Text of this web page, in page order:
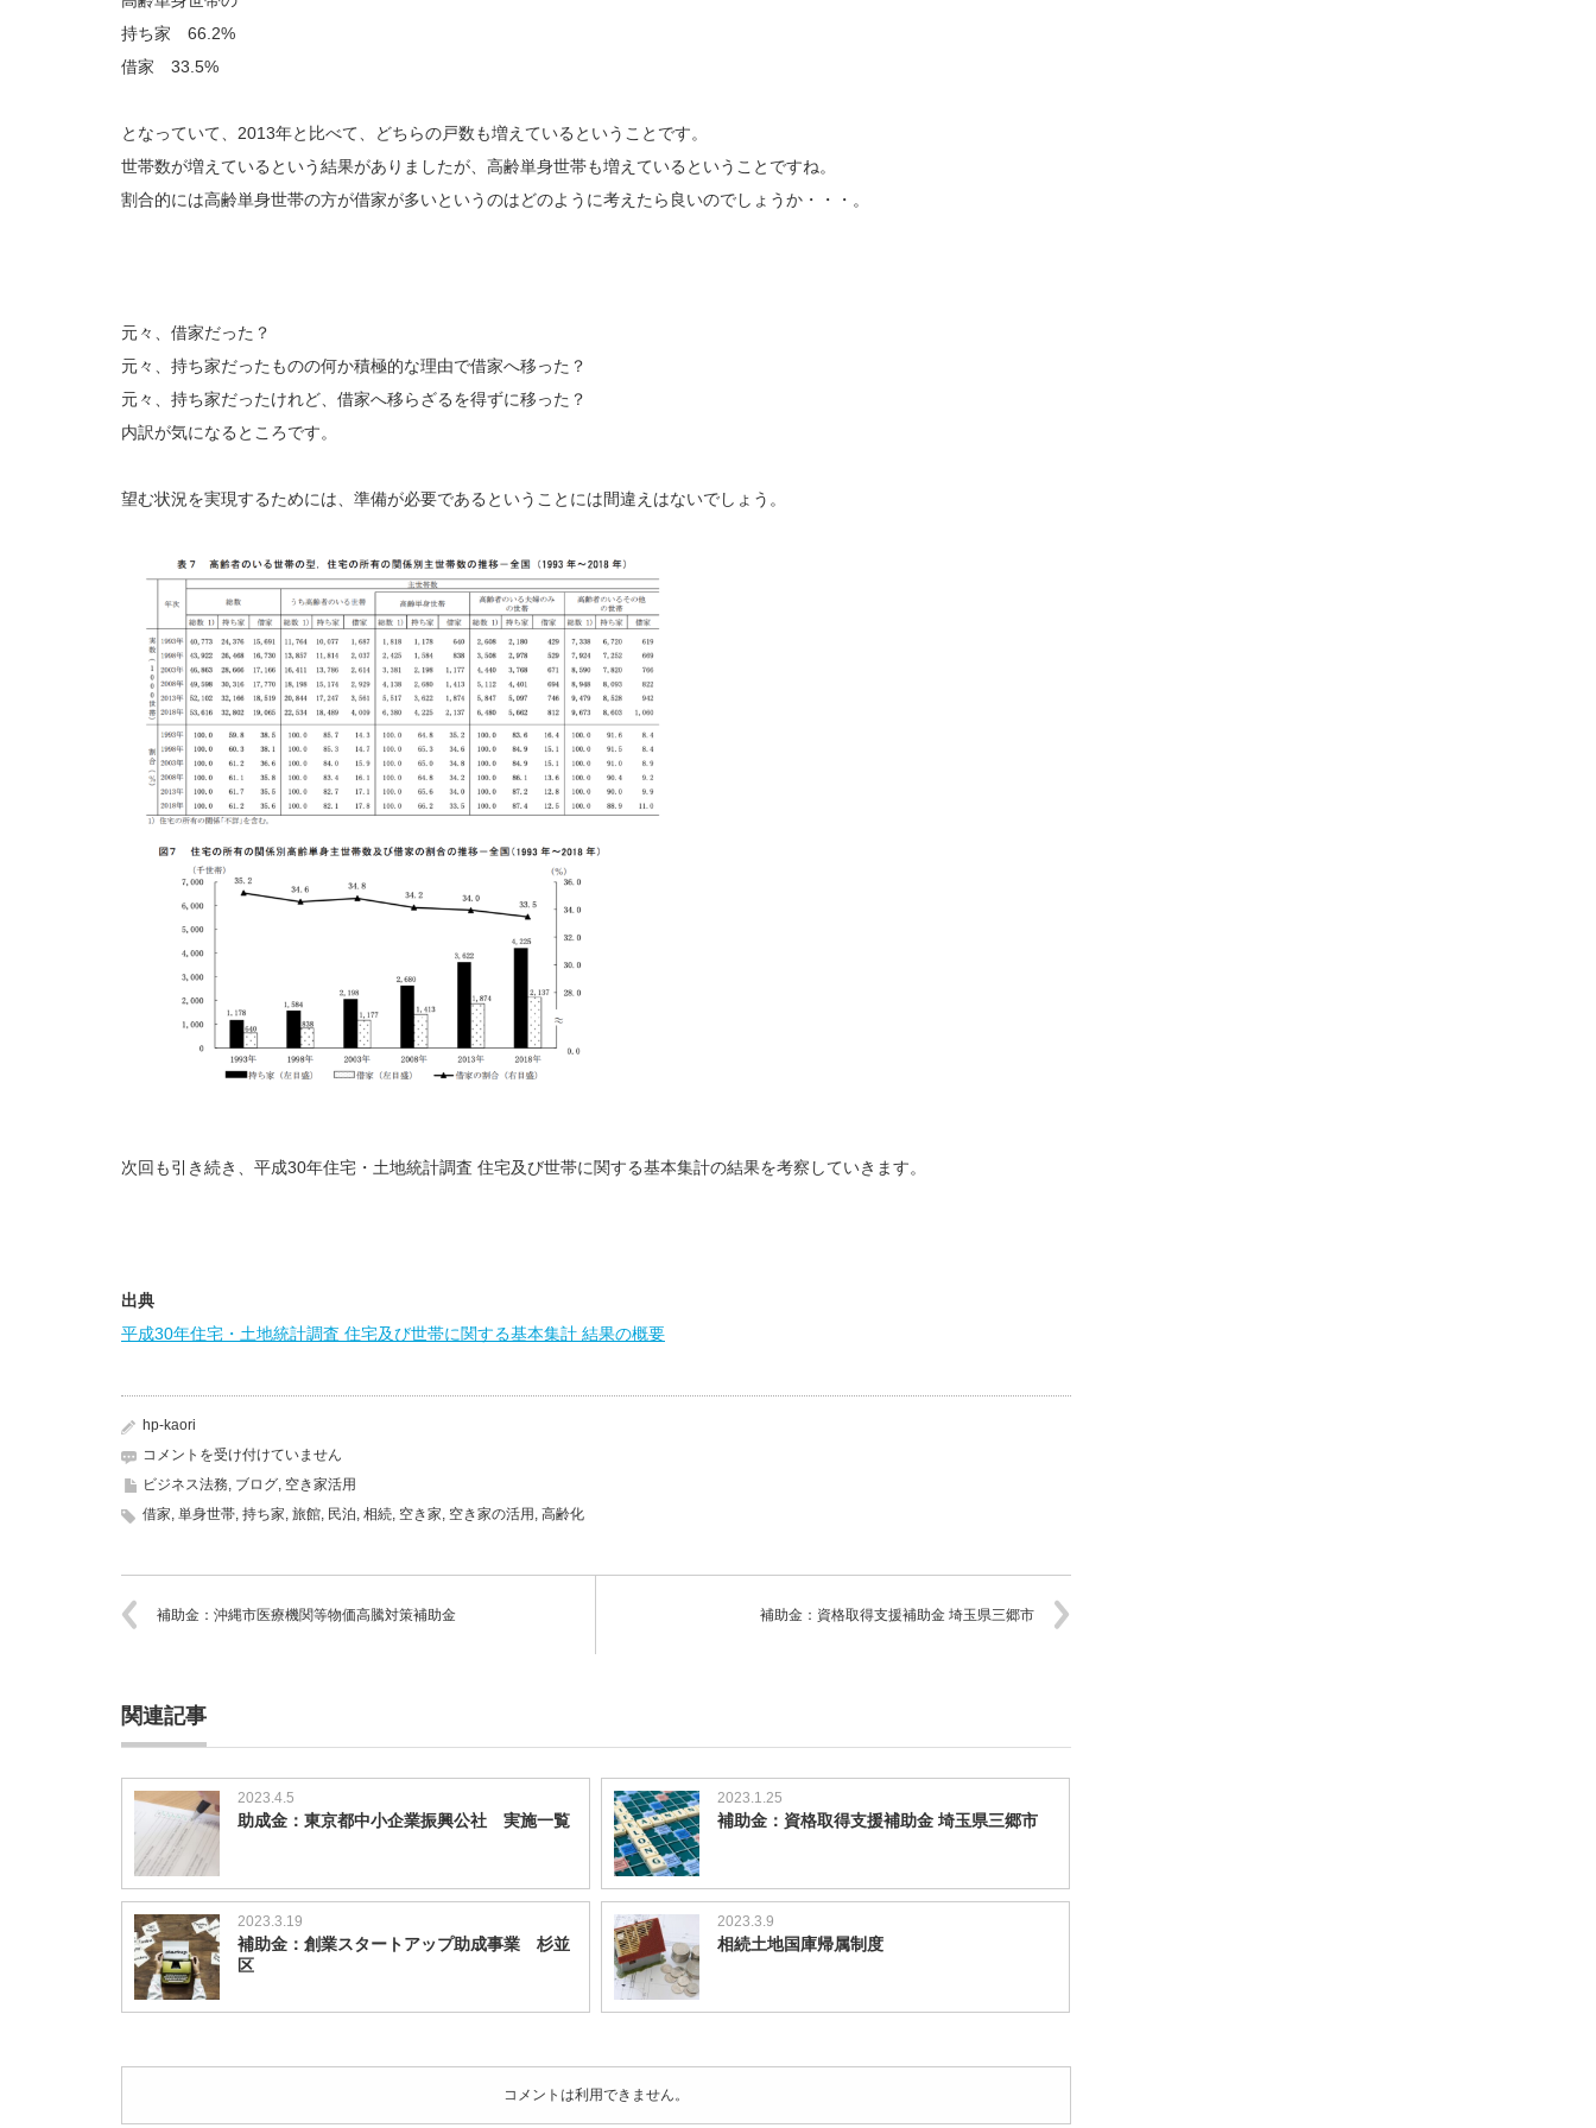
持ち家 66.2%
借家 33.5%
となっていて、2013年と比べて、どちらの戸数も増えているということです。
世帯数が増えているという結果がありましたが、高齢単身世帯も増えているということですね。
割合的には高齢単身世帯の方が借家が多いというのはどのように考えたら良いのでしょうか・・・。
元々、借家だった？
元々、持ち家だったものの何か積極的な理由で借家へ移った？
元々、持ち家だったけれど、借家へ移らざるを得ずに移った？
内訳が気になるところです。
望む状況を実現するためには、準備が必要であるということには間違えはないでしょう。
次回も引き続き、平成30年住宅・土地統計調査 住宅及び世帯に関する基本集計の結果を考察していきます。
出典
平成30年住宅・土地統計調査 住宅及び世帯に関する基本集計 結果の概要
hp-kaori
空
き
の
コメントを受け付けていません
ビジネス法務, ブログ, 空き家活用
借家, 単身世帯, 持ち家, 旅館, 民泊, 相続, 空き家, 空き家の活用 , 高齢化
補助金：沖縄市医療機関等物価高騰対策補助金 補助金：資格取得支援補助金 埼玉県三郷市
関連記事
2023.4.5
助成金：東京都中小企業振興公社 実施一覧
2023.1.25
補助金：資格取得支援補助金 埼玉県三郷市
2023.3.19
補助金：創業スタートアップ助成事業 杉並
区
2023.3.9
相続土地国庫帰属制度
コメントは利用できません。